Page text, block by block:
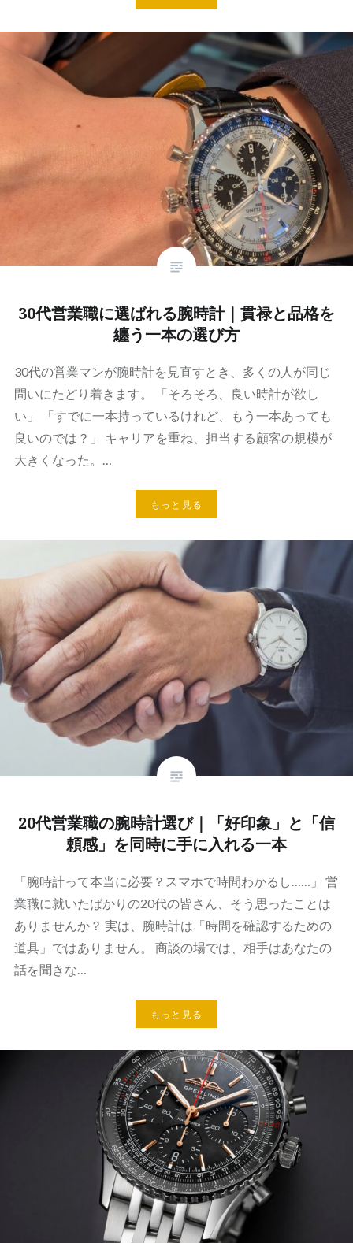
30代営業職に選ばれる腕時計｜貫禄と品格を
纏う一本の選び方
30代の営業マンが腕時計を見直すとき、多くの人が同じ
問いにたどり着きます。 「そろそろ、良い時計が欲し
い」 「すでに一本持っているけれど、もう一本あっても
良いのでは？」 キャリアを重ね、担当する顧客の規模が
大きくなった。…
もっと見る
20代営業職の腕時計選び｜「好印象」と「信
頼感」を同時に手に入れる一本
「腕時計って本当に必要？スマホで時間わかるし……」 営
業職に就いたばかりの20代の皆さん、そう思ったことは
ありませんか？ 実は、腕時計は「時間を確認するための
道具」ではありません。 商談の場では、相手はあなたの
話を聞きな…
もっと見る